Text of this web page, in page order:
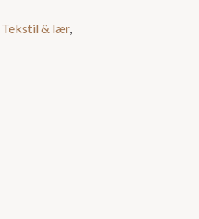
Tekstil & lær,